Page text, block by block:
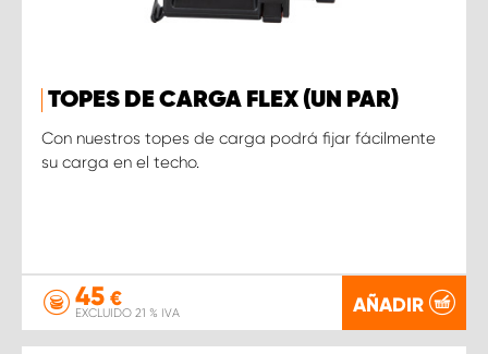
TOPES DE CARGA FLEX (UN PAR)
Con nuestros topes de carga podrá fijar fácilmente
su carga en el techo.
45 €
EXCLUIDO 21 % IVA AÑADIR